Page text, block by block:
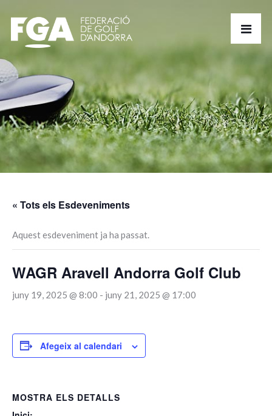
« Tots els Esdeveniments
Aquest esdeveniment ja ha passat.
WAGR Aravell Andorra Golf Club
juny 19, 2025 @ 8:00 - juny 21, 2025 @ 17:00
Afegeix al calendari
MOSTRA ELS DETALLS